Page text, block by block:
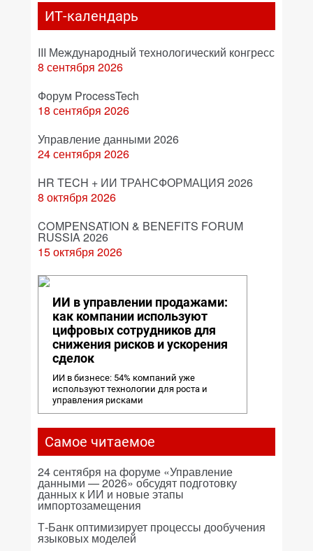
ИТ-календарь
III Международный технологический конгресс
8 сентября 2026
Форум ProcessTech
18 сентября 2026
Управление данными 2026
24 сентября 2026
HR TECH + ИИ ТРАНСФОРМАЦИЯ 2026
8 октября 2026
COMPENSATION & BENEFITS FORUM
RUSSIA 2026
15 октября 2026
ИИ в управлении продажами:
как компании используют
цифровых сотрудников для
снижения рисков и ускорения
сделок
ИИ в бизнесе: 54% компаний уже
используют технологии для роста и
управления рисками
Самое читаемое
24 сентября на форуме «Управление
данными — 2026» обсудят подготовку
данных к ИИ и новые этапы
импортозамещения
Т-Банк оптимизирует процессы дообучения
языковых моделей